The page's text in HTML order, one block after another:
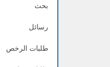
بحث
رسائل
طلبات الرخص